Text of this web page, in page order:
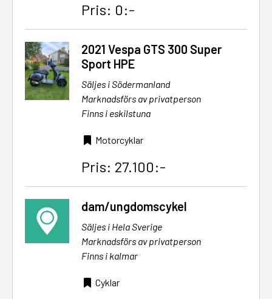
Pris: 0:-
2021 Vespa GTS 300 Super
Sport HPE
Säljes i Södermanland
Marknadsförs av privatperson
Finns i eskilstuna
Motorcyklar
Pris: 27.100:-
dam/ungdomscykel
Säljes i Hela Sverige
Marknadsförs av privatperson
Finns i kalmar
Cyklar